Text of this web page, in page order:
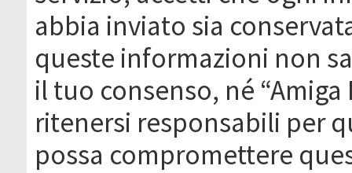
abbia inviato sia
queste informazioni non
il tuo consenso, né
ritenersi responsabili per
possa compromettere